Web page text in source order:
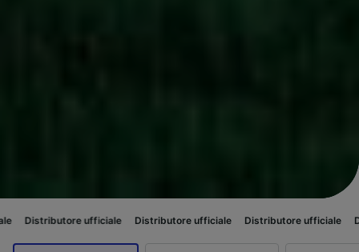
ufficiale Distributore ufficiale Distributore ufficiale Distributore